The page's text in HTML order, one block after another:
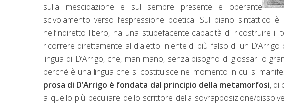
sulla mescidazione e sul sempre presente e operante
scivolamento verso l’espressione poetica. Sul piano sintattico
nell’indiretto libero, ha una stupefacente capacità di ricostruire
ricorrere direttamente al dialetto: niente di più falso di un D’Arrigo
lingua di D’Arrigo, che, man mano, senza bisogno di glossari o
perché è una lingua che si costituisce nel momento in cui si
prosa di D’Arrigo è fondata dal principio della metamorfosi, di
a quello più peculiare dello scrittore della sovrapposizione/